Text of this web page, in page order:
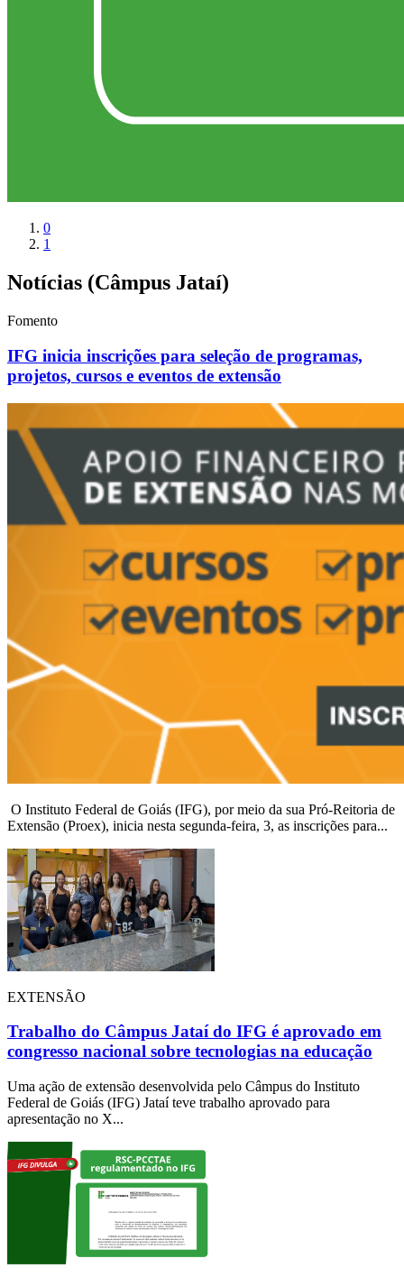
0
1
Notícias (Câmpus Jataí)
Fomento
IFG inicia inscrições para seleção de programas,
projetos, cursos e eventos de extensão
O Instituto Federal de Goiás (IFG), por meio da sua Pró-Reitoria de
Extensão (Proex), inicia nesta segunda-feira, 3, as inscrições para...
EXTENSÃO
Trabalho do Câmpus Jataí do IFG é aprovado em
congresso nacional sobre tecnologias na educação
Uma ação de extensão desenvolvida pelo Câmpus do Instituto
Federal de Goiás (IFG) Jataí teve trabalho aprovado para
apresentação no X...